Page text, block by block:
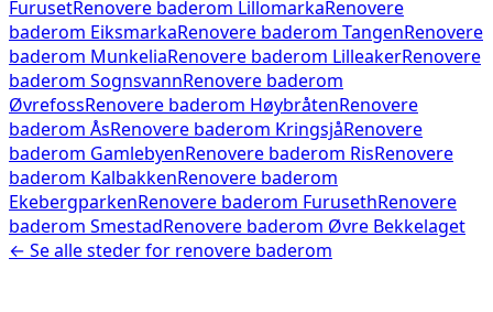
FurusetRenovere baderom LillomarkaRenovere
baderom EiksmarkaRenovere baderom TangenRenovere
baderom MunkeliaRenovere baderom LilleakerRenovere
baderom SognsvannRenovere baderom
ØvrefossRenovere baderom HøybråtenRenovere
baderom ÅsRenovere baderom KringsjåRenovere
baderom GamlebyenRenovere baderom RisRenovere
baderom KalbakkenRenovere baderom
EkebergparkenRenovere baderom FurusethRenovere
baderom SmestadRenovere baderom Øvre Bekkelaget
← Se alle steder for renovere baderom